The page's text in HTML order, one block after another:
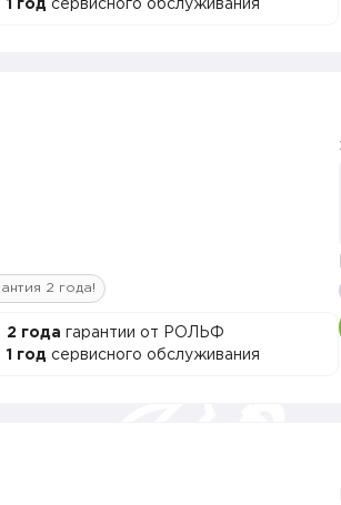
1 год сервисного обслуживания
2 года!
2 года гарантии от РОЛЬФ
1 год сервисного обслуживания